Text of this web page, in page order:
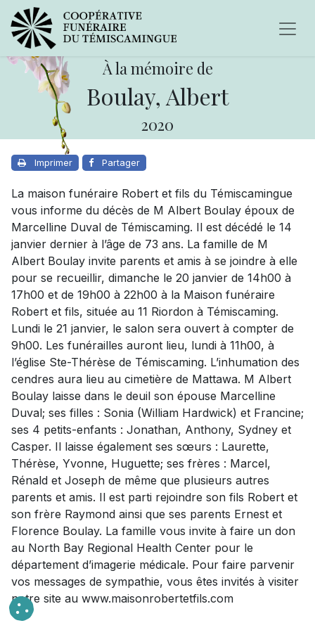
À la mémoire de
Boulay, Albert
2020
Imprimer Partager
La maison funéraire Robert et fils du Témiscamingue
vous informe du décès de M Albert Boulay époux de
Marcelline Duval de Témiscaming. Il est décédé le 14
janvier dernier à l’âge de 73 ans. La famille de M
Albert Boulay invite parents et amis à se joindre à elle
pour se recueillir, dimanche le 20 janvier de 14h00 à
17h00 et de 19h00 à 22h00 à la Maison funéraire
Robert et fils, située au 11 Riordon à Témiscaming.
Lundi le 21 janvier, le salon sera ouvert à compter de
9h00. Les funérailles auront lieu, lundi à 11h00, à
l’église Ste-Thérèse de Témiscaming. L’inhumation des
cendres aura lieu au cimetière de Mattawa. M Albert
Boulay laisse dans le deuil son épouse Marcelline
Duval; ses filles : Sonia (William Hardwick) et Francine;
ses 4 petits-enfants : Jonathan, Anthony, Sydney et
Casper. Il laisse également ses sœurs : Laurette,
Thérèse, Yvonne, Huguette; ses frères : Marcel,
Rénald et Joseph de même que plusieurs autres
parents et amis. Il est parti rejoindre son fils Robert et
son frère Raymond ainsi que ses parents Ernest et
Florence Boulay. La famille vous invite à faire un don
au North Bay Regional Health Center pour le
département d’imagerie médicale. Pour faire parvenir
vos messages de sympathie, vous êtes invités à visiter
notre site au www.maisonrobertetfils.com